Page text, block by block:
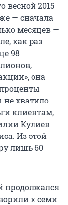
весной 2015
— сначала
месяцев —
как раз
98
она
хватило.
клиентам,
Кулиев
Из этой
лишь 60
продолжался
к семи